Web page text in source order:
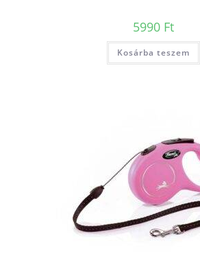
5990 Ft
Kosárba teszem